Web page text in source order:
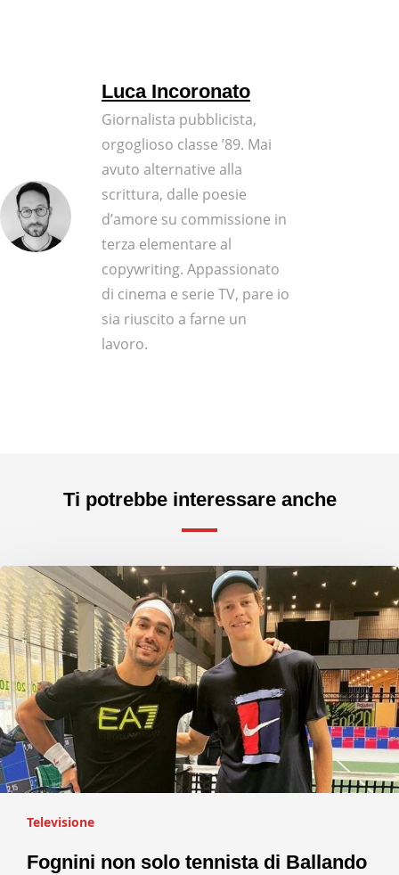
Luca Incoronato
Giornalista pubblicista,
orgoglioso classe ’89. Mai
avuto alternative alla
scrittura, dalle poesie
d’amore su commissione in
terza elementare al
copywriting. Appassionato
di cinema e serie TV, pare io
sia riuscito a farne un
lavoro.
Ti potrebbe interessare anche
Televisione
Fognini non solo tennista di Ballando